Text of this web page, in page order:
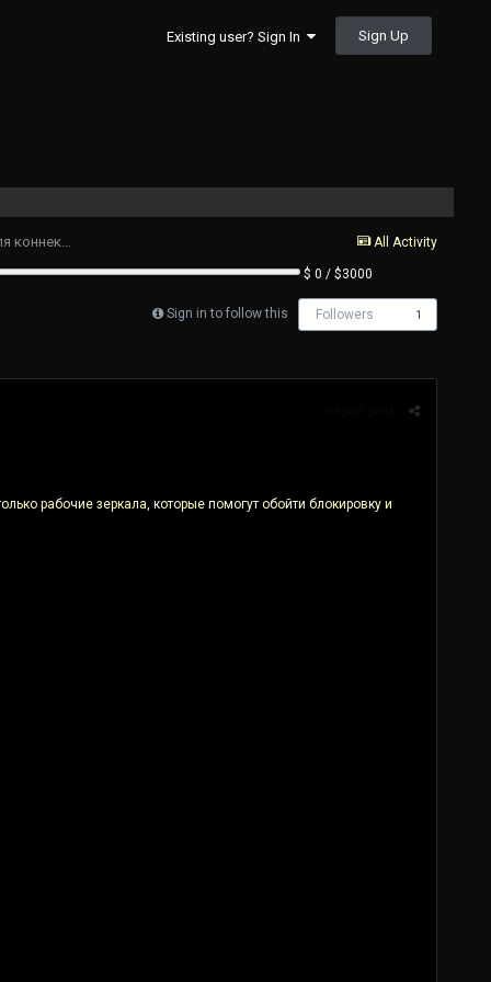
Existing user? Sign In Sign Up
All Activity
Проверенные ссылки на KRAKEN??? (Свежие) — Обход блокировок для коннекта в Босния и Герцеговина
$ 0 / $3000
Sign in to follow this Followers 1
рабочие зеркала, которые помогут обойти блокировку и